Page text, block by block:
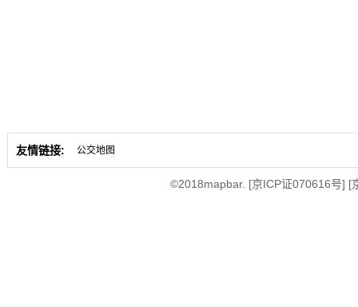
友情链接: 公交地图
©2018mapbar. [京ICP证070616号] [